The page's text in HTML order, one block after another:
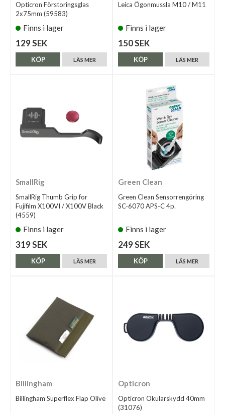
Opticron Förstoringsglas
2x75mm (59583)
Finns i lager
129 SEK
LÄS MER
KÖP
Leica Ögonmussla M10 / M11
Finns i lager
150 SEK
LÄS MER
KÖP
SmallRig
SmallRig Thumb Grip for
Fujifilm X100VI / X100V Black
(4559)
Finns i lager
319 SEK
LÄS MER
KÖP
Green Clean
Green Clean Sensorrengöring
SC-6070 APS-C 4p.
Finns i lager
249 SEK
LÄS MER
KÖP
Billingham
Billingham Superflex Flap Olive
Opticron
Opticron Okularskydd 40mm
(31076)